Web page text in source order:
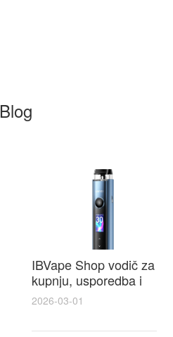
Blog
IBVape Shop vodič za
kupnju, usporedba i
savjeti oko e cigareta
ponudu
2026-03-01